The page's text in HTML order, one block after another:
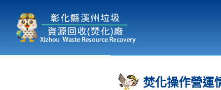
本廠簡介
:::
焚化操作營運